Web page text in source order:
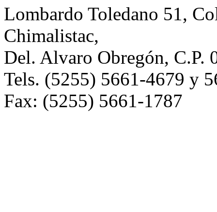
Lombardo Toledano 51,
Chimalistac,
Del. Alvaro Obregón, C.P.
Tels. (5255) 5661-4679 y
Fax: (5255) 5661-1787